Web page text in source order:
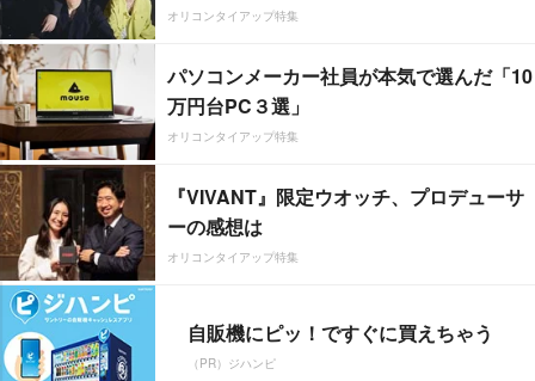
オリコンタイアップ特集
パソコンメーカー社員が本気で選んだ「10
万円台PC３選」
オリコンタイアップ特集
『VIVANT』限定ウオッチ、プロデューサ
ーの感想は
オリコンタイアップ特集
自販機にピッ！ですぐに買えちゃう
（PR）ジハンピ